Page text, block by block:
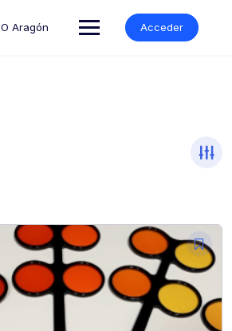
Aragón Acceder